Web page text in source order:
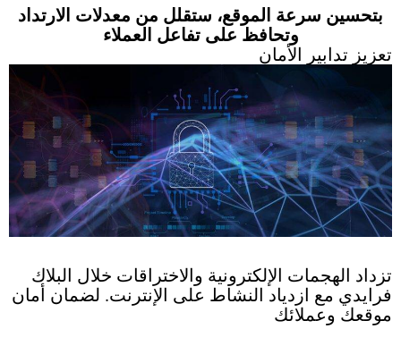
بتحسين سرعة الموقع، ستقلل من معدلات الارتداد
وتحافظ على تفاعل العملاء
تعزيز تدابير الأمان
تزداد الهجمات الإلكترونية والاختراقات خلال البلاك
فرايدي مع ازدياد النشاط على الإنترنت. لضمان أمان
موقعك وعملائك